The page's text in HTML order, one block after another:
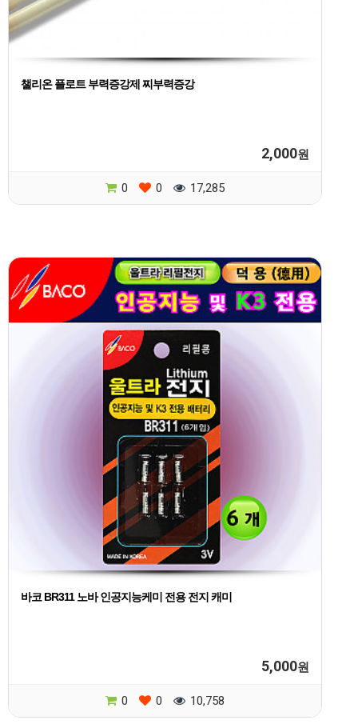
챌리온 플로트 부력증강제 찌부력증강
2,000원
0 0 17,285
바코 BR311 노바 인공지능케미 전용 전지 캐미
5,000원
0 0 10,758